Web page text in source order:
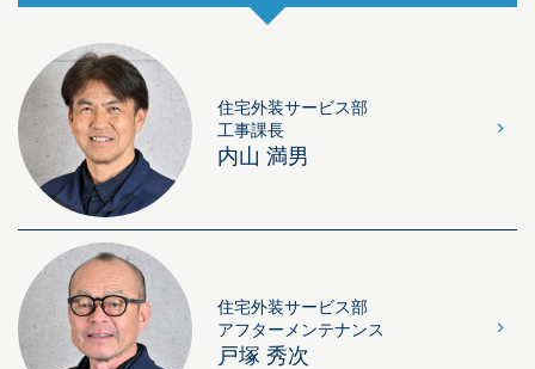
住宅外装サービス部
工事課長
内山 満男
住宅外装サービス部
アフターメンテナンス
戸塚 秀次